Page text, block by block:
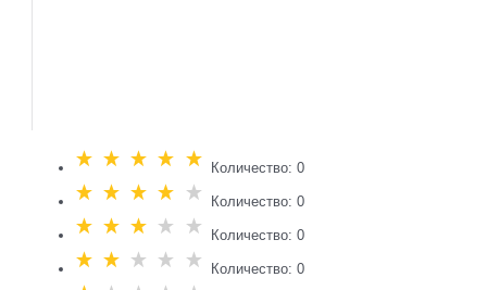
Количество: 0
Количество: 0
Количество: 0
Количество: 0